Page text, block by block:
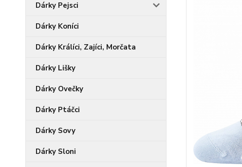
Dárky Pejsci
Dárky Koníci
Dárky Králíci, Zajíci, Morčata
Dárky Lišky
Dárky Ovečky
Dárky Ptáčci
Dárky Sovy
Dárky Sloni